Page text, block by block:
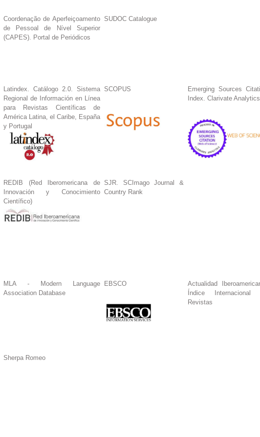
Coordenação de Aperfeiçoamento
de Pessoal de Nível Superior
(CAPES). Portal de Periódicos
SUDOC Catalogue
Latindex. Catálogo 2.0. Sistema
Regional de Información en Línea
para Revistas Científicas de
América Latina, el Caribe, España
y Portugal
SCOPUS
Emerging Sources
Index. Clarivate Analytics
REDIB (Red Iberomericana de
Innovación y Conocimiento
Científico)
SJR. SCImago Journal &
Country Rank
MLA - Modern Language
Association Database
EBSCO
Actualidad
Índice Internacional
Revistas
Sherpa Romeo